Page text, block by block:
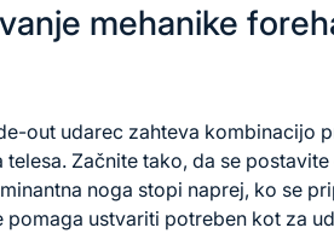
mehanike
out udarec zahteva kombinacijo
Začnite tako, da se
noga stopi naprej, ko se
pomaga ustvariti potreben kot za